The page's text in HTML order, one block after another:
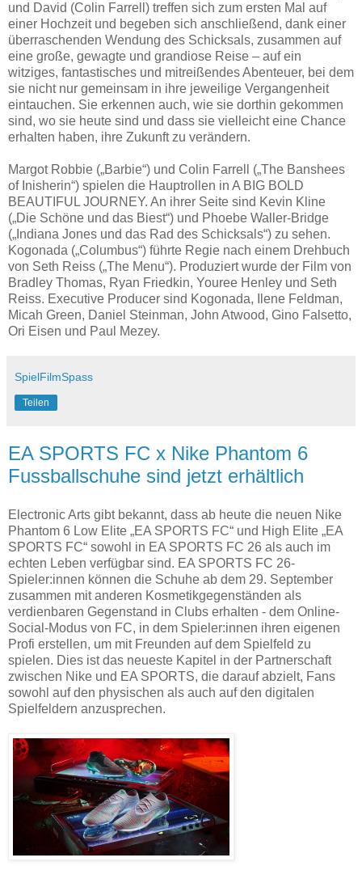
und David (Colin Farrell) treffen sich zum ersten Mal auf
einer Hochzeit und begeben sich anschließend, dank einer
überraschenden Wendung des Schicksals, zusammen auf
eine große, gewagte und grandiose Reise – auf ein
witziges, fantastisches und mitreißendes Abenteuer, bei dem
sie nicht nur gemeinsam in ihre jeweilige Vergangenheit
eintauchen. Sie erkennen auch, wie sie dorthin gekommen
sind, wo sie heute sind und dass sie vielleicht eine Chance
erhalten haben, ihre Zukunft zu verändern.
Margot Robbie („Barbie“) und Colin Farrell („The Banshees
of Inisherin“) spielen die Hauptrollen in A BIG BOLD
BEAUTIFUL JOURNEY. An ihrer Seite sind Kevin Kline
(„Die Schöne und das Biest“) und Phoebe Waller-Bridge
(„Indiana Jones und das Rad des Schicksals“) zu sehen.
Kogonada („Columbus“) führte Regie nach einem Drehbuch
von Seth Reiss („The Menu“). Produziert wurde der Film von
Bradley Thomas, Ryan Friedkin, Youree Henley und Seth
Reiss. Executive Producer sind Kogonada, Ilene Feldman,
Micah Green, Daniel Steinman, John Atwood, Gino Falsetto,
Ori Eisen und Paul Mezey.
SpielFilmSpass
Teilen
EA SPORTS FC x Nike Phantom 6
Fussballschuhe sind jetzt erhältlich
Electronic Arts gibt bekannt, dass ab heute die neuen Nike
Phantom 6 Low Elite „EA SPORTS FC“ und High Elite „EA
SPORTS FC“ sowohl in EA SPORTS FC 26 als auch im
echten Leben verfügbar sind. EA SPORTS FC 26-
Spieler:innen können die Schuhe ab dem 29. September
zusammen mit anderen Kosmetikgegenständen als
verdienbaren Gegenstand in Clubs erhalten - dem Online-
Social-Modus von FC, in dem Spieler:innen ihren eigenen
Profi erstellen, um mit Freunden auf dem Spielfeld zu
spielen. Dies ist das neueste Kapitel in der Partnerschaft
zwischen Nike und EA SPORTS, die darauf abzielt, Fans
sowohl auf den physischen als auch auf den digitalen
Spielfeldern anzusprechen.